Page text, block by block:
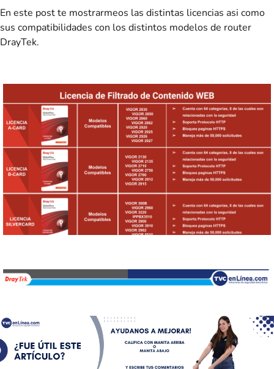
En este post te mostrarmeos las distintas licencias asi como
sus compatibilidades con los distintos modelos de router
DrayTek.